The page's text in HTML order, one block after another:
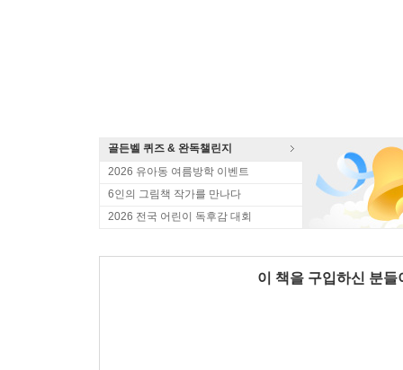
골든벨 퀴즈 & 완독챌린지
2026 유아동 여름방학 이벤트
6인의 그림책 작가를 만나다
2026 전국 어린이 독후감 대회
이 책을 구입하신 분